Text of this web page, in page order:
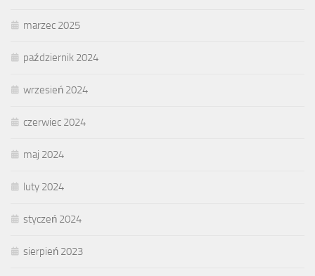
marzec 2025
październik 2024
wrzesień 2024
czerwiec 2024
maj 2024
luty 2024
styczeń 2024
sierpień 2023